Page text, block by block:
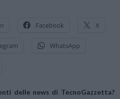
Facebook X
WhatsApp
delle news di TecnoGazzetta?